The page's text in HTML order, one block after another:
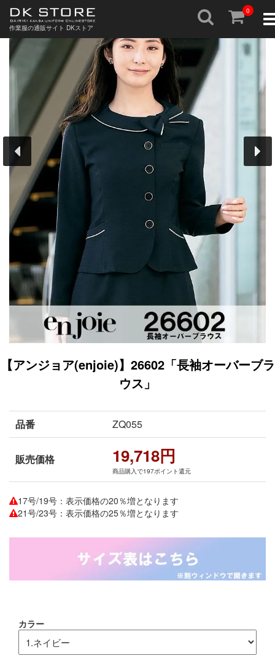
0
作業服の通販サイト DKストア
【アンジョア(enjoie)】26602「長袖オーバーブラ
ウス」
品番 ZQ055
販売価格 19,718円
商品購入で197ポイント還元
17号/19号：表示価格の20％増となります
21号/23号：表示価格の25％増となります
カラー